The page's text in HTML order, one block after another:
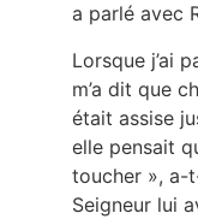
a parlé avec
Lorsque j’ai
m’a dit que
était assise
elle pensait
toucher », a-
Seigneur lui